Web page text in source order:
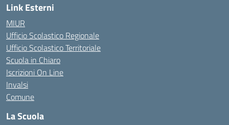
Link Esterni
MIUR
Ufficio Scolastico Regionale
Ufficio Scolastico Territoriale
Scuola in Chiaro
Iscrizioni On Line
Invalsi
Comune
La Scuola